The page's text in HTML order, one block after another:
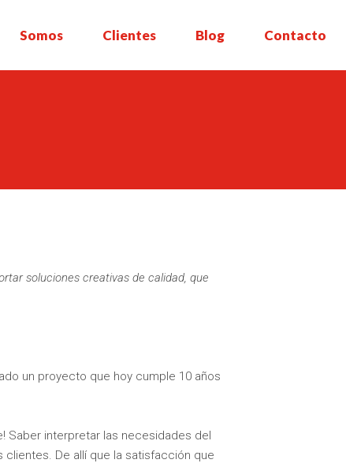
Somos Clientes Blog Contacto
soluciones creativas de calidad, que
un proyecto que hoy cumple 10 años
Saber interpretar las necesidades del
De allí que la satisfacción que